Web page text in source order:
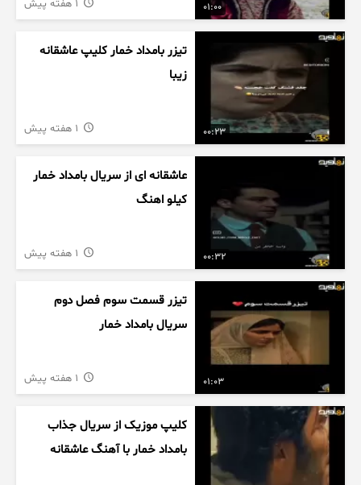
01:00
00:23
تیزر بامداد خمار کلیپ عاشقانه
زیبا
00:32
عاشقانه ای از سریال بامداد خمار
کیلو اهنگ
01:03
تیزر قسمت سوم فصل دوم
سریال بامداد خمار
کلیپ موزیک از سریال جذاب
بامداد خمار با آهنگ عاشقانه